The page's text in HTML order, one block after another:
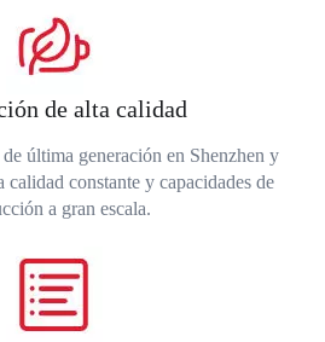
de alta calidad
última generación en Shenzhen y
calidad constante y capacidades de
a gran escala.